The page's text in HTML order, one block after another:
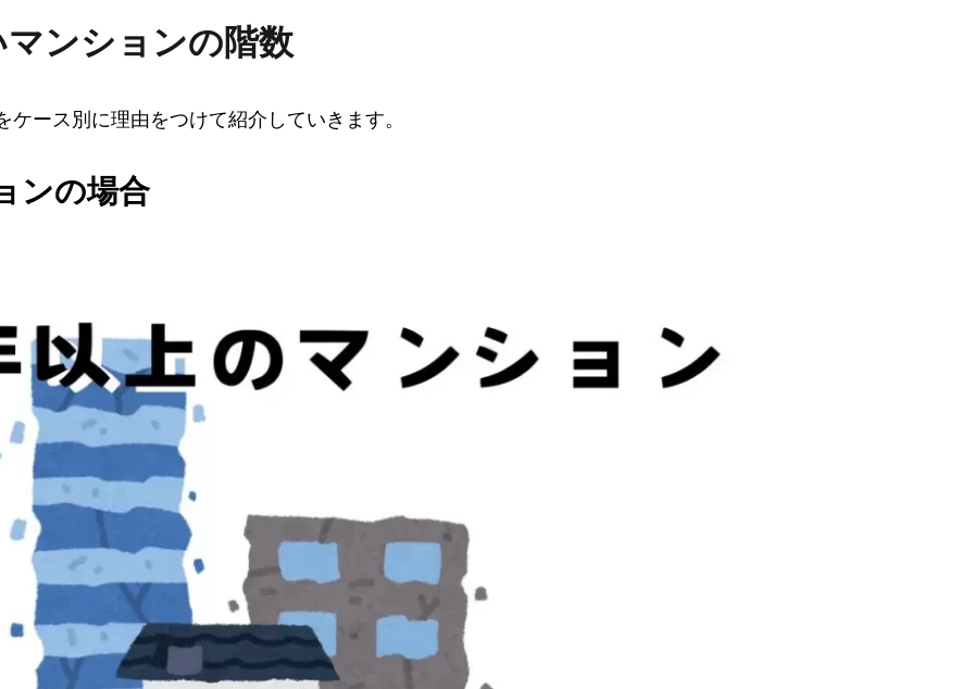
マンションの階数
ース別に理由をつけて紹介していきます。
ンの場合